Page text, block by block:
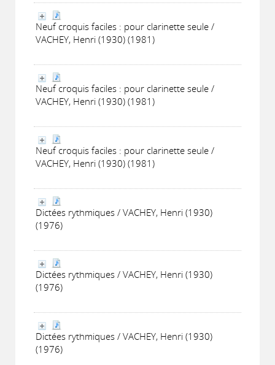
Neuf croquis faciles : pour clarinette seule /
VACHEY, Henri (1930) (1981)
Neuf croquis faciles : pour clarinette seule /
VACHEY, Henri (1930) (1981)
Neuf croquis faciles : pour clarinette seule /
VACHEY, Henri (1930) (1981)
Dictées rythmiques / VACHEY, Henri (1930)
(1976)
Dictées rythmiques / VACHEY, Henri (1930)
(1976)
Dictées rythmiques / VACHEY, Henri (1930)
(1976)